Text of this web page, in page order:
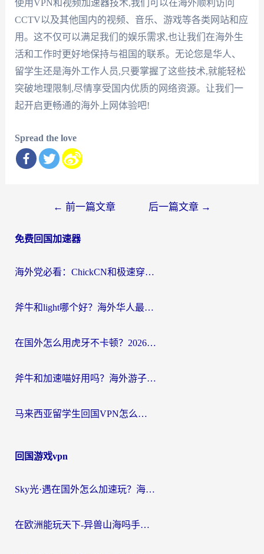
使用VPN和视频加速器技术,我们可以在海外顺利访问
CCTV以及其他国内的视频、音乐、游戏等各类网站和应
用。这不仅可以满足我们的娱乐需求,也让我们在海外生
活和工作时更好地保持与祖国的联系。无论您是华人、
留学生还是海外工作人员,只要掌握了这些技术,就能轻松
突破地理限制,尽情享受国内优质的网络资源。让我们一
起开启更畅通的海外上网体验吧!
Spread the love
导
← 前一篇文章 后一篇文章 →
免费回国加速器
海外党必看：ChickCN和极速穿梭VPN好用吗？3招教你选对回国加速器无缝刷国内资源
斧牛和light哪个好？海外华人最关心的回国加速器选择难题，一篇讲透
在国外怎么用虎牙不卡顿？2026海外华人亲测有效的回国加速器选择指南
斧牛和加速喵好用吗？海外游子的真实选择困境
马来西亚留学生回国VPN怎么选？3个避坑点+1款实测好用的加速器推荐
回国游戏vpn
Sky光·遇在国外怎么加速玩？海外党亲测有效的国服游戏加速指南
在欧洲能玩天下-异兽山海吗手游？海外玩家的加速器生存指南